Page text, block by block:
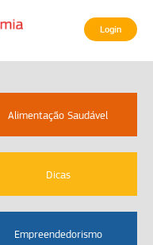
Login
Alimentação Saudável
Dicas
Empreendedorismo